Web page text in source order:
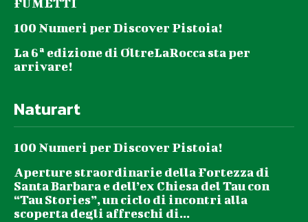
FUMETTI
100 Numeri per Discover Pistoia!
La 6ª edizione di OltreLaRocca sta per
arrivare!
Naturart
100 Numeri per Discover Pistoia!
Aperture straordinarie della Fortezza di
Santa Barbara e dell’ex Chiesa del Tau con
“Tau Stories”, un ciclo di incontri alla
scoperta degli affreschi di...